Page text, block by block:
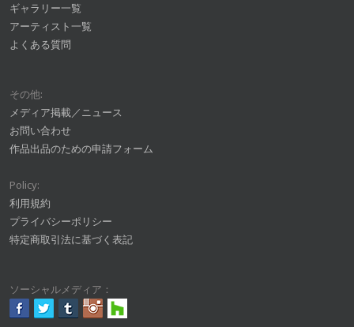
ギャラリー一覧
アーティスト一覧
よくある質問
その他:
メディア掲載／ニュース
お問い合わせ
作品出品のための申請フォーム
Policy:
利用規約
プライバシーポリシー
特定商取引法に基づく表記
ソーシャルメディア：